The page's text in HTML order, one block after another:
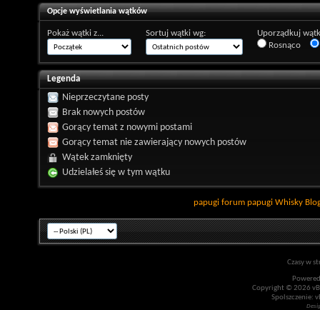
Opcje wyświetlania wątków
Pokaż wątki z... Sortuj wątki wg:
Uporządkuj
Rosnąco
Legenda
Nieprzeczytane posty
Brak nowych postów
Gorący temat z nowymi postami
Gorący temat nie zawierający nowych postów
Wątek zamknięty
Udzielałeś się w tym wątku
papugi forum papugi Whisky
Czasy w
Copyright © 2026
Spolszczenie: